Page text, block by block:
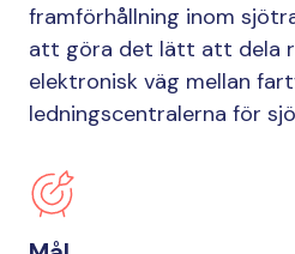
framförhållning inom
att göra det lätt att dela
elektronisk väg mellan
ledningscentralerna för